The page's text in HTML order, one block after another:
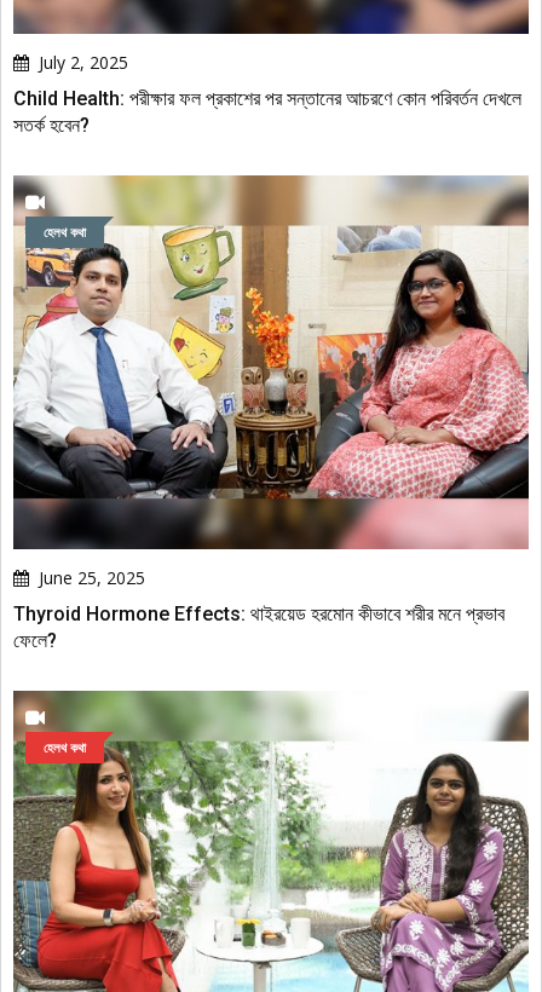
July 2, 2025
Child Health: পরীক্ষার ফল প্রকাশের পর সন্তানের আচরণে কোন পরিবর্তন দেখলে
সতর্ক হবেন?
হেলথ কথা
June 25, 2025
Thyroid Hormone Effects: থাইরয়েড হরমোন কীভাবে শরীর মনে প্রভাব
ফেলে?
হেলথ কথা